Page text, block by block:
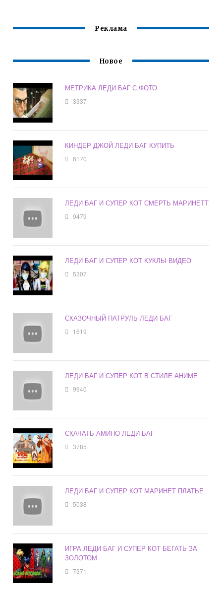
Реклама
Новое
МЕТРИКА ЛЕДИ БАГ С ФОТО
3337
КИНДЕР ДЖОЙ ЛЕДИ БАГ КУПИТЬ
6170
ЛЕДИ БАГ И СУПЕР КОТ СМЕРТЬ МАРИНЕТТ
9479
ЛЕДИ БАГ И СУПЕР КОТ КУКЛЫ ВИДЕО
5307
СКАЗОЧНЫЙ ПАТРУЛЬ ЛЕДИ БАГ
1619
ЛЕДИ БАГ И СУПЕР КОТ В СТИЛЕ АНИМЕ
9940
СКАЧАТЬ АМИНО ЛЕДИ БАГ
3785
ЛЕДИ БАГ И СУПЕР КОТ МАРИНЕТ ПЛАТЬЕ
5038
ИГРА ЛЕДИ БАГ И СУПЕР КОТ БЕГАТЬ ЗА
ЗОЛОТОМ
7371